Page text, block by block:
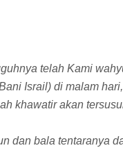
telah Kami
Israil) di malam
khawatir akan
dan bala tentaranya